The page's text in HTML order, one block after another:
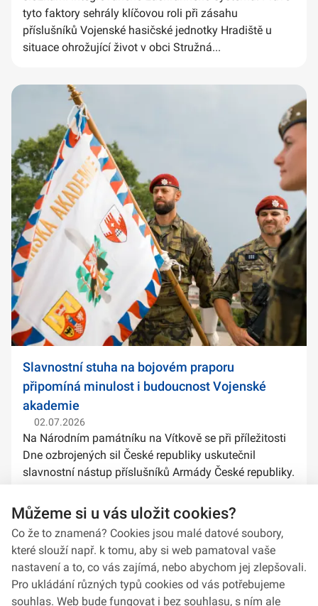
tyto faktory sehrály klíčovou roli při zásahu
příslušníků Vojenské hasičské jednotky Hradiště u
situace ohrožující život v obci Stružná...
Slavnostní stuha na bojovém praporu
připomíná minulost i budoucnost Vojenské
akademie
02.07.2026
Na Národním památníku na Vítkově se při příležitosti
Dne ozbrojených sil České republiky uskutečnil
slavnostní nástup příslušníků Armády České republiky.
stuh na bojové prapory vybranýc...
Můžeme si u vás uložit cookies?
Co že to znamená? Cookies jsou malé datové soubory,
které slouží např. k tomu, aby si web pamatoval vaše
nastavení a to, co vás zajímá, nebo abychom jej zlepšovali.
Pro ukládání různých typů cookies od vás potřebujeme
souhlas. Web bude fungovat i bez souhlasu, s ním ale